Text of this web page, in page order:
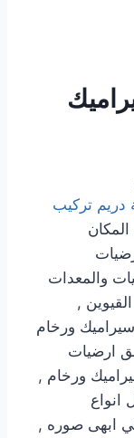
دريم تركيب
والمعدات
,
ورخام
ارضيات
ورخام ,
انواع
ابهى صوره ,